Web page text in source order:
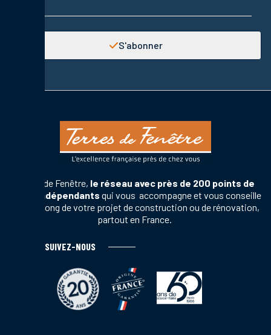
S'abonner
Terres de Fenêtre, le réseau avec près de 200 points de
vente indépendants qui vous accompagne et vous conseille
tout au long de votre projet de construction ou de rénovation,
partout en France.
SUIVEZ-NOUS